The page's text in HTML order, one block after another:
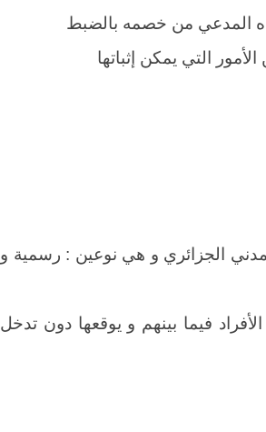
المدعي من خصمه بالضبط
التي يمكن إثباتها
إلى 323 من القانون المدني الجزائري و هي نوعين : رسمية و
فيما بينهم و يوقعها دون تدخل